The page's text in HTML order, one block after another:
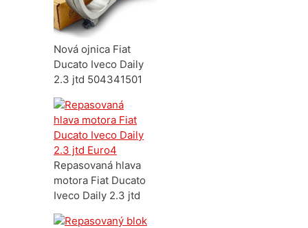
Nová ojnica Fiat
Ducato Iveco Daily
2.3 jtd 504341501
Repasovaná hlava
motora Fiat Ducato
Iveco Daily 2.3 jtd